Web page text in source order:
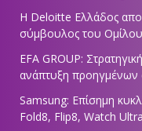
Η Deloitte Ελλάδος
σύμβουλος του
EFA GROUP:
ανάπτυξη προηγμένων
Samsung: Επίσημη
Fold8, Flip8, Watch